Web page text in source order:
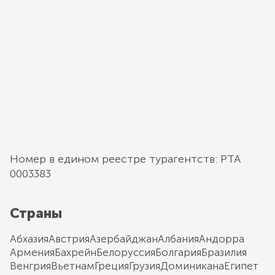
Номер в едином реестре турагентств: РТА
0003383
Страны
АбхазияАвстрияАзербайджанАлбанияАндорра
АрменияБахрейнБелоруссияБолгарияБразилия
ВенгрияВьетнамГрецияГрузияДоминиканаЕгипет